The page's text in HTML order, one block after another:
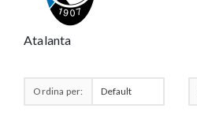
Atalanta
Ordina per: